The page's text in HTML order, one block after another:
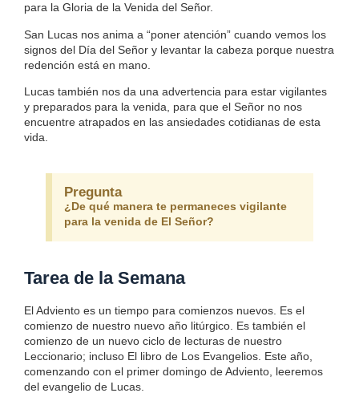
para la Gloria de la Venida del Señor.
San Lucas nos anima a “poner atención” cuando vemos los
signos del Día del Señor y levantar la cabeza porque nuestra
redención está en mano.
Lucas también nos da una advertencia para estar vigilantes
y preparados para la venida, para que el Señor no nos
encuentre atrapados en las ansiedades cotidianas de esta
vida.
Pregunta
¿De qué manera te permaneces vigilante
para la venida de El Señor?
Tarea de la Semana
El Adviento es un tiempo para comienzos nuevos. Es el
comienzo de nuestro nuevo año litúrgico. Es también el
comienzo de un nuevo ciclo de lecturas de nuestro
Leccionario; incluso El libro de Los Evangelios. Este año,
comenzando con el primer domingo de Adviento, leeremos
del evangelio de Lucas.